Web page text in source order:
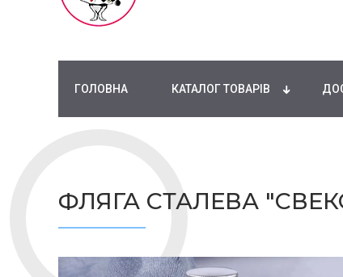
ГОЛОВНА КАТАЛОГ ТОВАРІВ
ФЛЯГА СТАЛЕВА